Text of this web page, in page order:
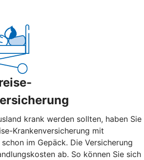
krank werden sollten, haben Sie
Krankenversicherung mit
im Gepäck. Die Versicherung
ab. So können Sie sich